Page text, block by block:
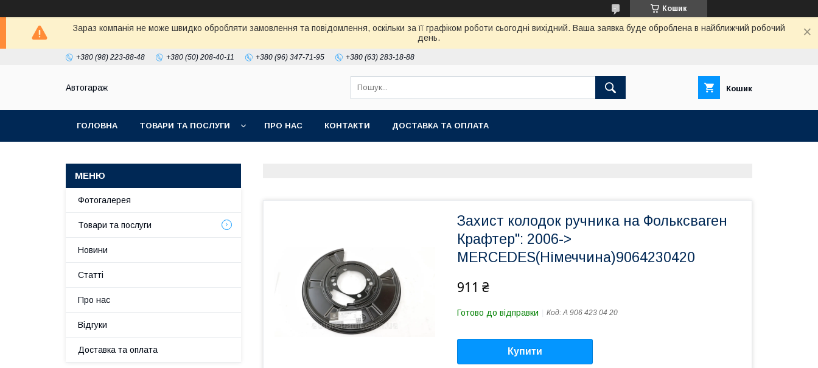
Кошик
Зараз компанія не може швидко обробляти замовлення та повідомлення, оскільки за її графіком роботи сьогодні вихідний. Ваша заявка буде оброблена в найближчий робочий
день.
+380 (98) 223-88-48 +380 (50) 208-40-11 +380 (96) 347-71-95 +380 (63) 283-18-88
Автогараж Кошик
ГОЛОВНА ТОВАРИ ТА ПОСЛУГИ ПРО НАС КОНТАКТИ ДОСТАВКА ТА ОПЛАТА
Захист колодок ручника на Фольксваген
Крафтер": 2006->
MERCEDES(Німеччина)9064230420
911 ₴
Готово до відправки Код:A 906 423 04 20
Купити
Фотогалерея
Товари та послуги
Новини
Статті
Про нас
Відгуки
Доставка та оплата